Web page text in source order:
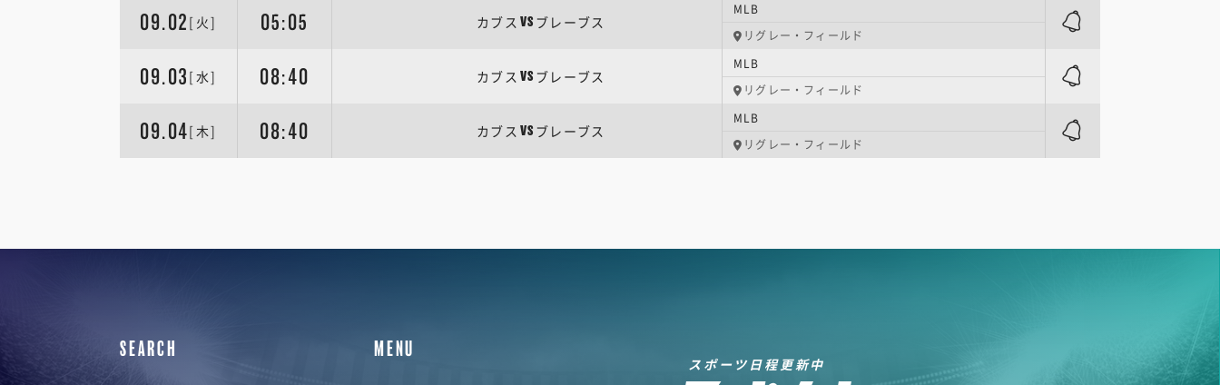
09.02 [火] 05:05 カブス VS ブレーブス
MLB
リグレー・フィールド
09.03 [水] 08:40 カブス VS ブレーブス
MLB
リグレー・フィールド
09.04[木] 08:40 カブス VS ブレーブス
MLB
リグレー・フィールド
SEARCH MENU
スポーツ日程更新中